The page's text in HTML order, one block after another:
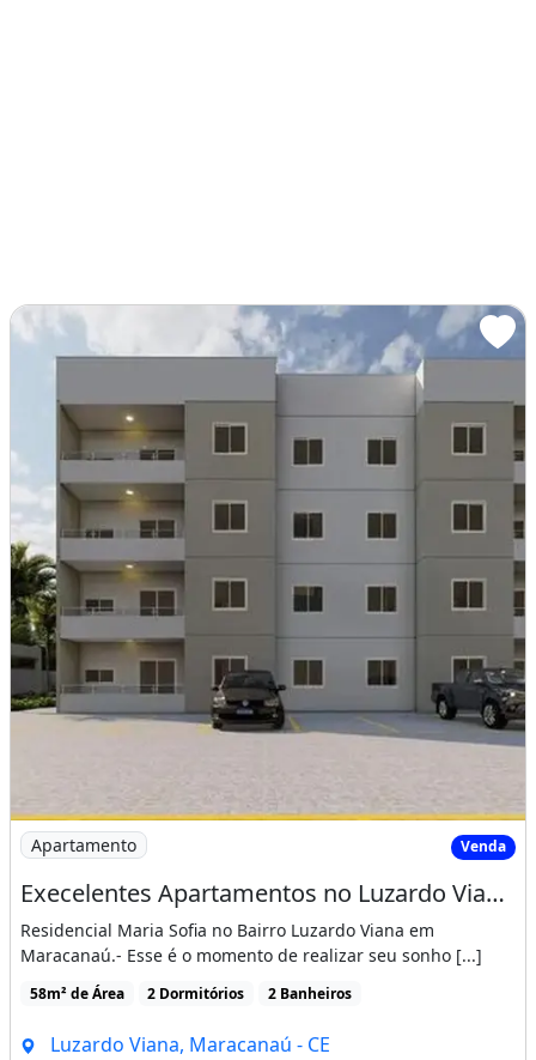
Imagem: Execelentes Apartamentos no Luzardo Viana
Apartamento Venda
Execelentes Apartamentos no Luzardo Viana com 2 Suítes
Residencial Maria Sofia no Bairro Luzardo Viana em
Maracanaú.- Esse é o momento de realizar seu sonho [...]
58m² de Área 2 Dormitórios 2 Banheiros
Luzardo Viana, Maracanaú - CE